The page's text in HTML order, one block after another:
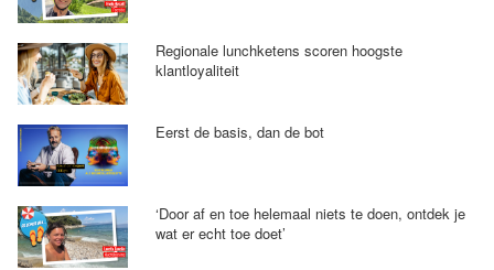
Regionale lunchketens scoren hoogste
klantloyaliteit
Eerst de basis, dan de bot
‘Door af en toe helemaal niets te doen, ontdek je
wat er echt toe doet’